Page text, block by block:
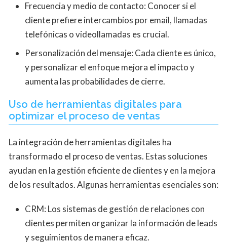
Frecuencia y medio de contacto: Conocer si el
cliente prefiere intercambios por email, llamadas
telefónicas o videollamadas es crucial.
Personalización del mensaje: Cada cliente es único,
y personalizar el enfoque mejora el impacto y
aumenta las probabilidades de cierre.
Uso de herramientas digitales para
optimizar el proceso de ventas
La integración de herramientas digitales ha
transformado el proceso de ventas. Estas soluciones
ayudan en la gestión eficiente de clientes y en la mejora
de los resultados. Algunas herramientas esenciales son:
CRM: Los sistemas de gestión de relaciones con
clientes permiten organizar la información de leads
y seguimientos de manera eficaz.